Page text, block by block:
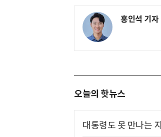
홍인석 기자
오늘의 핫뉴스
대통령도 못 만나는